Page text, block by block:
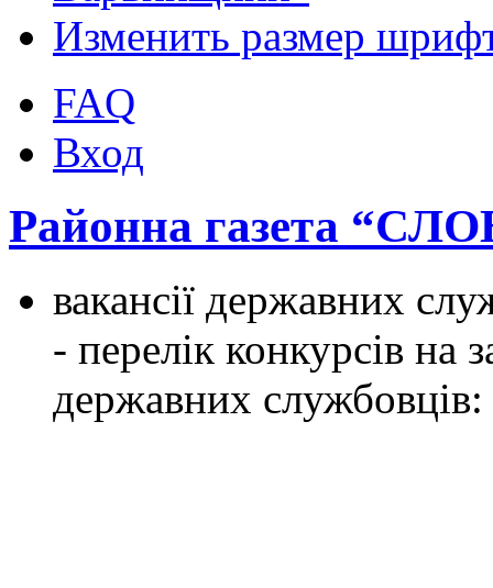
Изменить размер
FAQ
Вход
Районна газета
вакансії державних
- перелік конкурсів на
державних службовців: